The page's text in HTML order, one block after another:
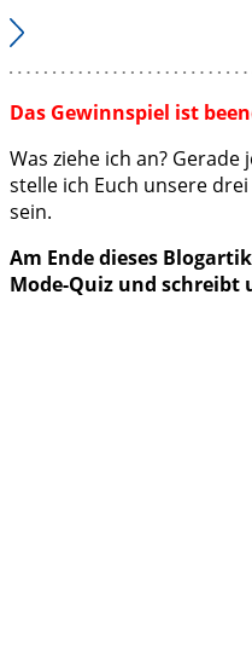
Das Gewinnspiel ist
Was ziehe ich an?
stelle ich Euch unsere drei
sein.
Am Ende dieses
Mode-Quiz und schreibt